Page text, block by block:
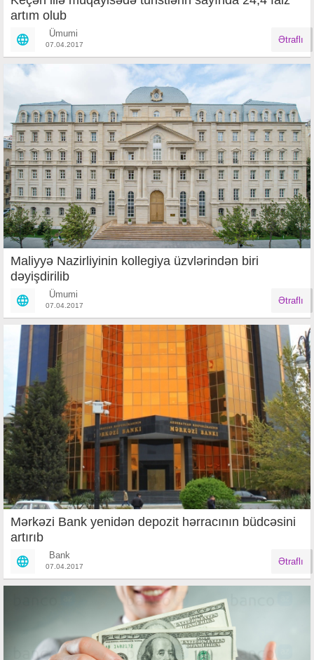
artım olub
Ümumi
07.04.2017 Ətraflı
Maliyyə Nazirliyinin kollegiya üzvlərindən biri
dəyişdirilib
Ümumi
07.04.2017 Ətraflı
Mərkəzi Bank yenidən depozit hərracının büdcəsini
artırıb
Bank
07.04.2017 Ətraflı